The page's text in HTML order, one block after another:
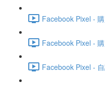
Facebook Pixel -
Facebook Pixel -
Facebook Pixel -